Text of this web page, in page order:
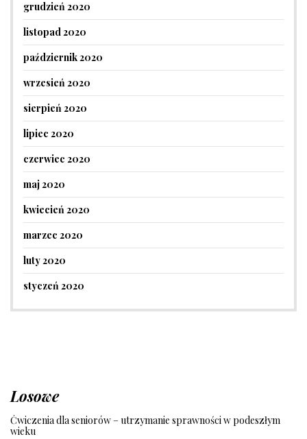
grudzień 2020
listopad 2020
październik 2020
wrzesień 2020
sierpień 2020
lipiec 2020
czerwiec 2020
maj 2020
kwiecień 2020
marzec 2020
luty 2020
styczeń 2020
Losowe
Ćwiczenia dla seniorów – utrzymanie sprawności w podeszłym
wieku